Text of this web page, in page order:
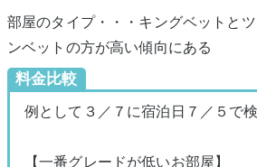
部屋のタイプ・・・キングベットと
ンベットの方が高い傾向にある
料金比較
例として３／７に宿泊日７／５で
【一番グレードが低いお部屋】